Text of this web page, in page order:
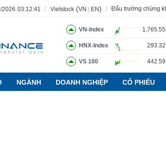
2026 03:12:42 Vietstock (VN EN) Đấu trường chứng
VN-Index 1,765.55
HNX-Index 293.32
VS 100 442.59
NGÀNH DOANH NGHIỆP CỔ PHIẾU
Ngành Mã chứng khoán Lãnh đạo